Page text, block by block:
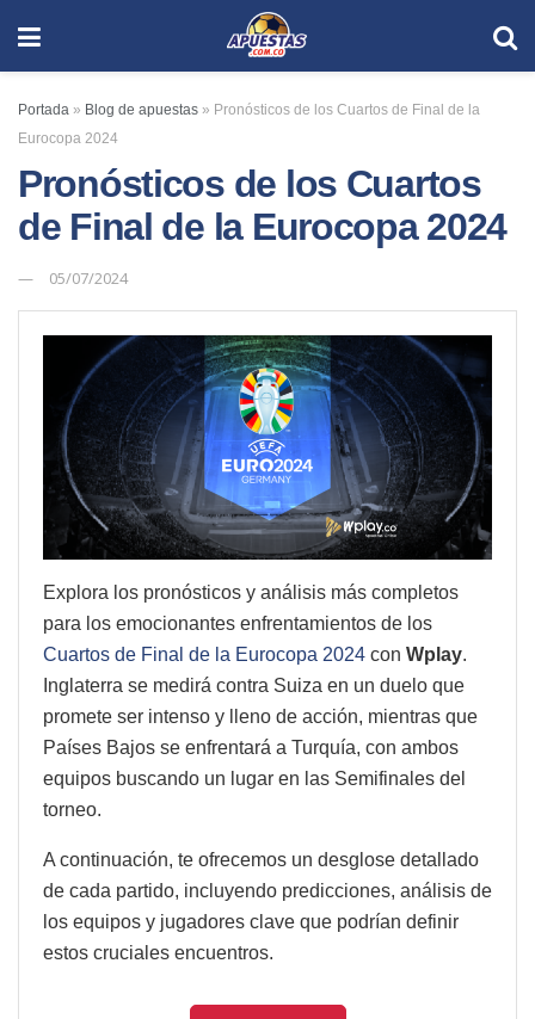
Portada » Blog de apuestas » Pronósticos de los Cuartos de Final de la
Eurocopa 2024
Pronósticos de los Cuartos
de Final de la Eurocopa 2024
05/07/2024
Explora los pronósticos y análisis más completos
para los emocionantes enfrentamientos de los
Cuartos de Final de la Eurocopa 2024 con Wplay.
Inglaterra se medirá contra Suiza en un duelo que
promete ser intenso y lleno de acción, mientras que
Países Bajos se enfrentará a Turquía, con ambos
equipos buscando un lugar en las Semifinales del
torneo.
A continuación, te ofrecemos un desglose detallado
de cada partido, incluyendo predicciones, análisis de
los equipos y jugadores clave que podrían definir
estos cruciales encuentros.